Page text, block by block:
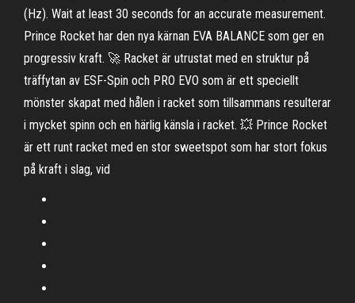
(Hz). Wait at least 30 seconds for an accurate measurement.
Prince Rocket har den nya kärnan EVA BALANCE som ger en
progressiv kraft. 🚀 Racket är utrustat med en struktur på
träffytan av ESF-Spin och PRO EVO som är ett speciellt
mönster skapat med hålen i racket som tillsammans resulterar
i mycket spinn och en härlig känsla i racket. 💥 Prince Rocket
är ett runt racket med en stor sweetspot som har stort fokus
på kraft i slag, vid